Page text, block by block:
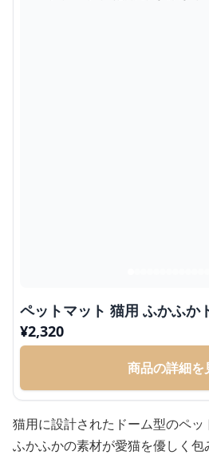
ペットマット 猫用 ふかふか
¥2,320
商品の詳細を
猫用に設計されたドーム型のペッ
ふかふかの素材が愛猫を優しく包